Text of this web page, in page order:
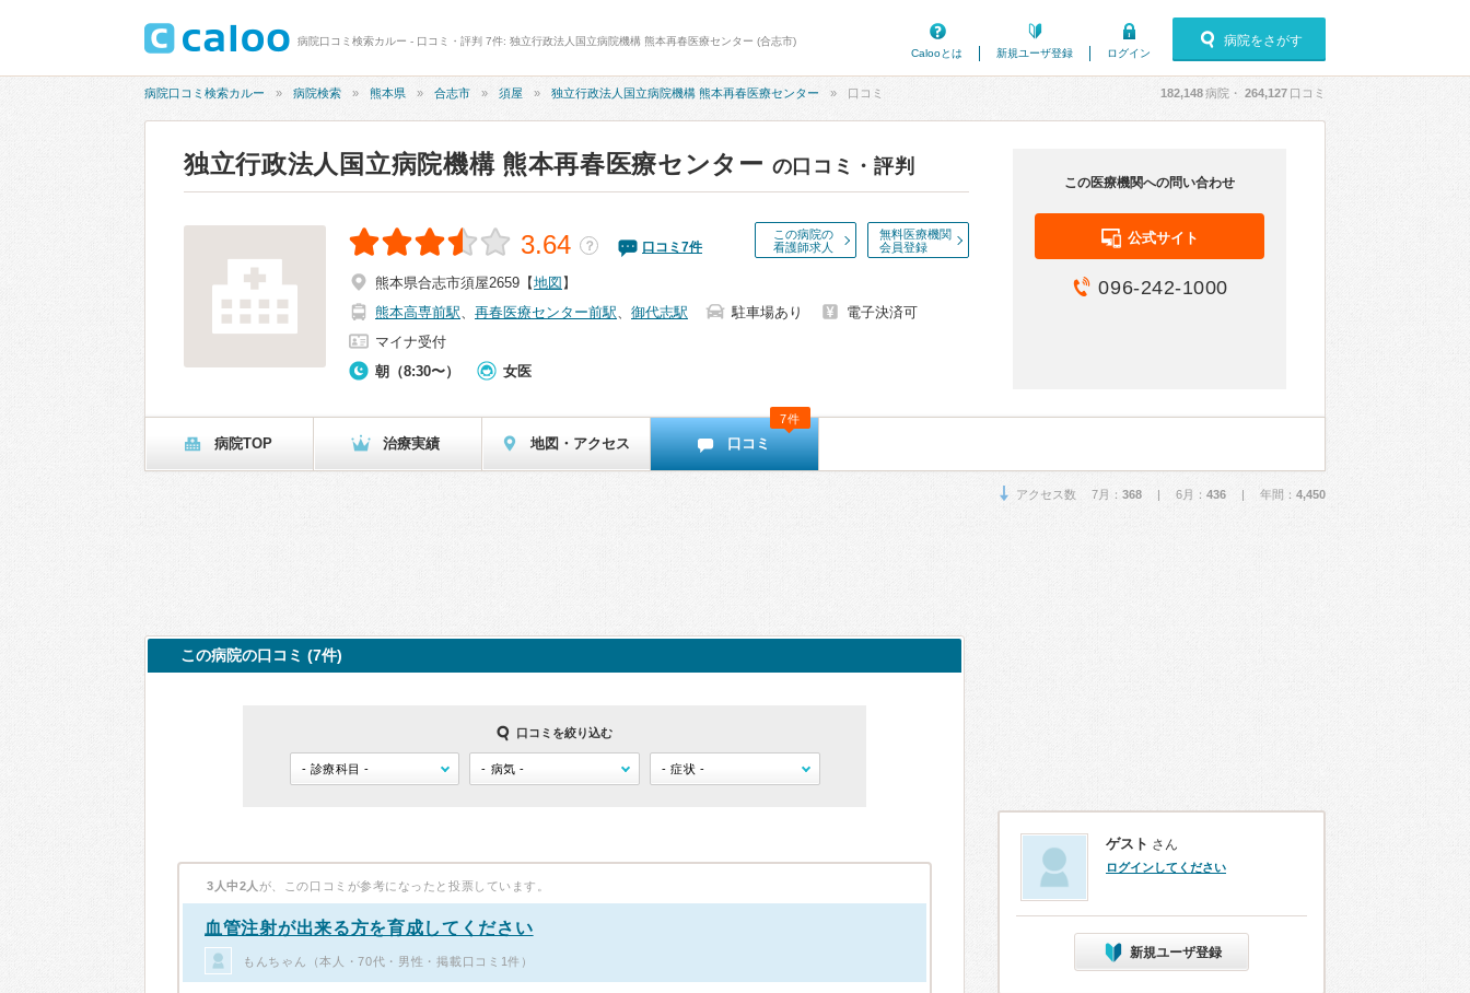
病院口コミ検索カルー - 口コミ・評判 7件: 独立行政法人国立病院機構 熊本再春医療センター (合志市)
Calooとは
新規ユーザ登録 ログイン
病院をさがす
病院口コミ検索カルー 病院検索 熊本県 合志市 須屋 独立行政法人国立病院機構 熊本再春医療センター 口コミ 182,148病院・ 264,127 口コミ
独立行政法人国立病院機構 熊本再春医療センター の口コミ・評判
この病院の
看護師求人
無料医療機関
会員登録
3.64 ？ 口コミ 7件
熊本県合志市須屋2659 【地図 】
熊本高専前駅、 再春医療センター前駅、 御代志駅 駐車場あり
電子決済可
マイナ受付
朝（8:30〜）
女医
この医療機関への問い合わせ
公式サイト
096-242-1000
病院TOP 治療実績 地図・アクセス 口コミ
7件
アクセス数 7月： 368 | 6月： 436 | 年間： 4,450
この病院の口コミ (7件)
口コミを絞り込む
3人中2人 が、この口コミが参考になったと投票しています。
血管注射が出来る方を育成してください
もんちゃん（本人・70代・男性・掲載口コミ1件）
ゲスト さん
ログインしてください
新規ユーザ登録